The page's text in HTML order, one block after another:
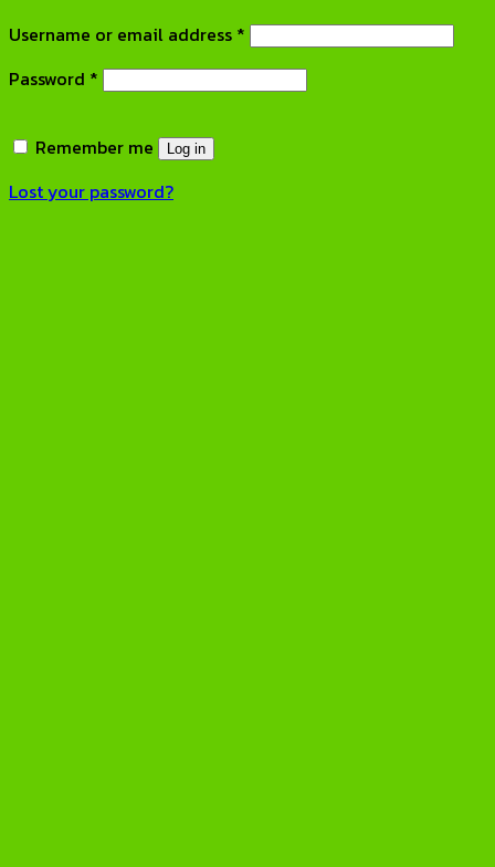
Username or email address * Required
Password * Required
Remember me Log in
Lost your password?